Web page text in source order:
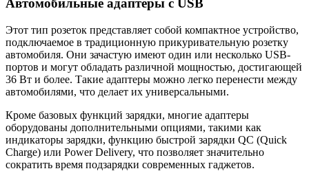
Автомобильные адаптеры с USB
Этот тип розеток представляет собой компактное устройство,
подключаемое в традиционную прикуривательную розетку
автомобиля. Они зачастую имеют один или несколько USB-
портов и могут обладать различной мощностью, достигающей
36 Вт и более. Такие адаптеры можно легко перенести между
автомобилями, что делает их универсальными.
Кроме базовых функций зарядки, многие адаптеры
оборудованы дополнительными опциями, такими как
индикаторы зарядки, функцию быстрой зарядки QC (Quick
Charge) или Power Delivery, что позволяет значительно
сократить время подзарядки современных гаджетов.